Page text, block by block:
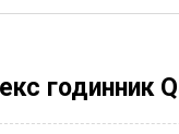
годинник